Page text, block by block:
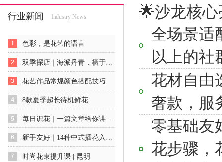
行业新闻 Industry News
色彩，是花艺的语言
双季探店｜海派丹青，栖于花间：一场不期而遇的艺术展
花艺作品常规颜色搭配技巧
8款夏季超长待机鲜花
每日识花｜一篇文章给你讲透绣球花及养护方法
新手友好｜14种中式插花入门公式
时尚花束提升课 | 昆明
🌟沙龙核
全场景适
以上的社
花材自由
奢款，服
零基础友
花步骤，